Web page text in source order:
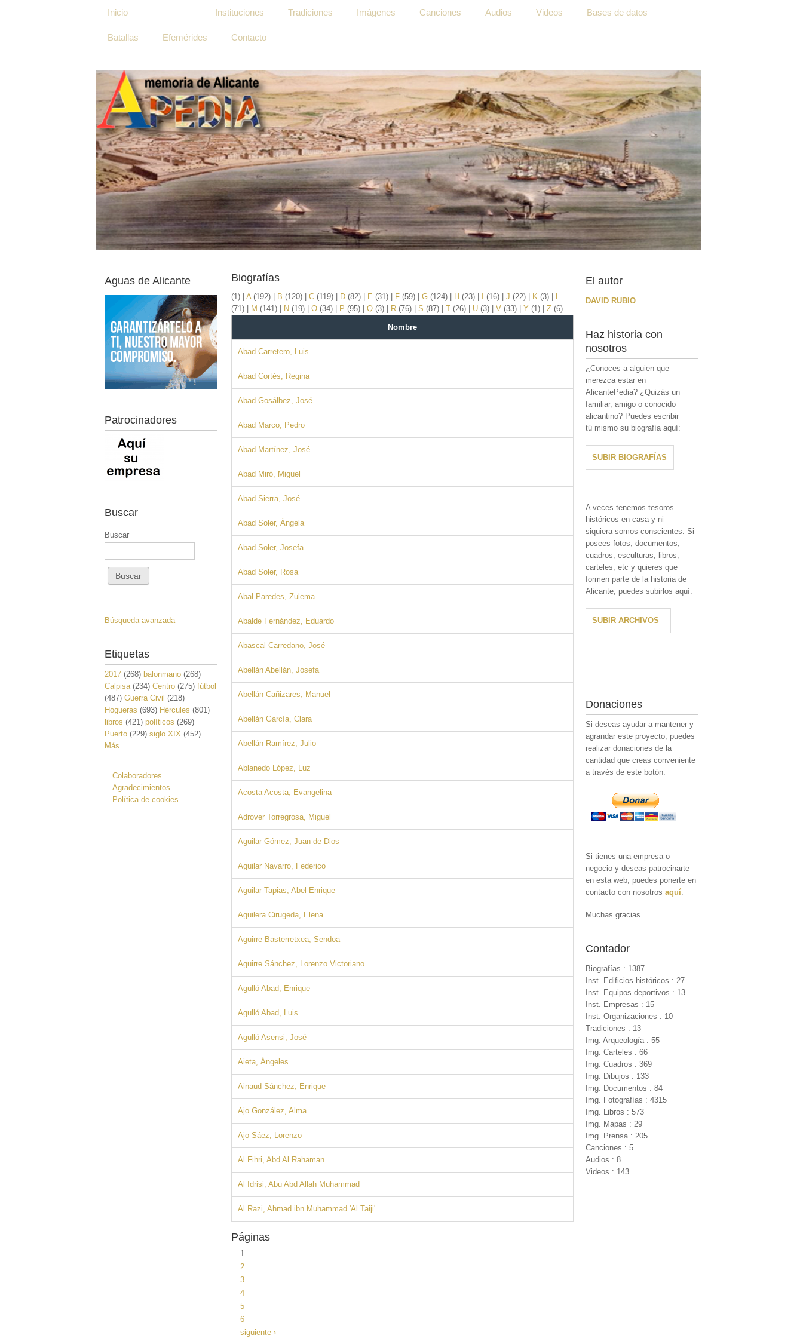
Inicio Instituciones Tradiciones Imágenes Canciones Audios Videos Bases de datos
Batallas Efemérides Contacto
Biografías
(1) |A(192) B (120) |C (119) D (82) E (31) F (59) |G (124) H (23) (16) |J (22) K (3)
L
(71)
M (141) N (19) |O (34) P (95) |Q (3) R (76) |S (87) |T (26) U (3) |V (33) |Y (1) |Z (6)
Nombre
Abad Carretero, Luis
Abad Cortés, Regina
Abad Gosálbez, José
Abad Marco, Pedro
Abad Martínez, José
Abad Miró, Miguel
Abad Sierra, José
Abad Soler, Ángela
Abad Soler, Josefa
Abad Soler, Rosa
Abal Paredes, Zulema
Abalde Fernández, Eduardo
Abascal Carredano, José
Abellán Abellán, Josefa
Abellán Cañizares, Manuel
Abellán García, Clara
Abellán Ramírez, Julio
Ablanedo López, Luz
Acosta Acosta, Evangelina
Adrover Torregrosa, Miguel
Aguilar Gómez, Juan de Dios
Aguilar Navarro, Federico
Aguilar Tapias, Abel Enrique
Aguilera Cirugeda, Elena
Aguirre Basterretxea, Sendoa
Aguirre Sánchez, Lorenzo Victoriano
Agulló Abad, Enrique
Agulló Abad, Luis
Agulló Asensi, José
Aieta, Ángeles
Ainaud Sánchez, Enrique
Ajo González, Alma
Ajo Sáez, Lorenzo
Al Fihri, Abd Al Rahaman
Al Idrisi, Abū Abd Allāh Muhammad
Al Razi, Ahmad ibn Muhammad 'Al Taiji'
Páginas
1
2
3
4
5
6
siguiente ›
Aguas de Alicante
Patrocinadores
Buscar
Buscar
Búsqueda avanzada
Etiquetas
2017 (268) balonmano (268)
Calpisa (234) Centro (275) fútbol
(487) Guerra Civil (218)
Hogueras (693) Hércules (801)
libros (421) políticos (269)
Puerto (229) siglo XIX (452)
Más
Colaboradores
Agradecimientos
Política de cookies
El autor
DAVID RUBIO
Haz historia con
nosotros
¿Conoces a alguien que
merezca estar en
AlicantePedia? ¿Quizás un
familiar, amigo o conocido
alicantino? Puedes escribir
tú mismo su biografía aquí:
SUBIR BIOGRAFÍAS
A veces tenemos tesoros
históricos en casa y ni
siquiera somos conscientes. Si
posees fotos, documentos,
cuadros, esculturas, libros,
carteles, etc y quieres que
formen parte de la historia de
Alicante; puedes subirlos aquí:
SUBIR ARCHIVOS
Donaciones
Si deseas ayudar a mantener y
agrandar este proyecto, puedes
realizar donaciones de la
cantidad que creas conveniente
a través de este botón:
Si tienes una empresa o
negocio y deseas patrocinarte
en esta web, puedes ponerte en
contacto con nosotrosaquí.
Muchas gracias
Contador
Biografías : 1387
Inst. Edificios históricos : 27
Inst. Equipos deportivos : 13
Inst. Empresas : 15
Inst. Organizaciones : 10
Tradiciones : 13
Img. Arqueología : 55
Img. Carteles : 66
Img. Cuadros : 369
Img. Dibujos : 133
Img. Documentos : 84
Img. Fotografías : 4315
Img. Libros : 573
Img. Mapas : 29
Img. Prensa : 205
Canciones : 5
Audios : 8
Videos : 143